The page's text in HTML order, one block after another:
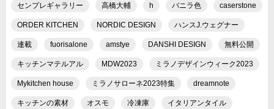
センプレギャラリー 高橋大輔 h バニラ色 caserstone
ORDER KITCHEN NORDIC DESIGN ハンスJ.ウェグナー
連載 fuorisalone amstye DANSHI DESIGN 無料公開
キッチンマテルアル MDW2023 ミラノデザインウィーク2023
Mykitchen house ミラノサローネ2023特集 dreamnote
キッチンの素材 オスモ 冷凍庫 イタリアンタイル